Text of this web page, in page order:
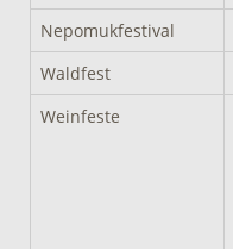
Nepomukfestival
Waldfest
Weinfeste